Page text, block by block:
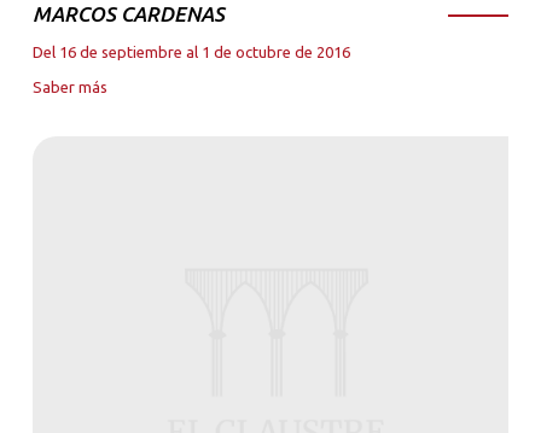
MARCOS CARDENAS
Del 16 de septiembre al 1 de octubre de 2016
Saber más